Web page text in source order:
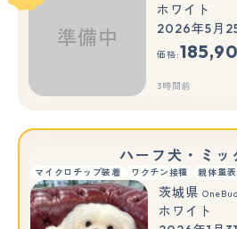
ホワイト
2026年5月
価格:
3時間前
ハーフ犬・ミッ
マイクロチップ装着 ワクチン接種 親体重
茨城県
ホワイト